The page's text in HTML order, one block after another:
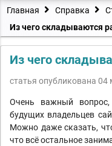
Главная Справка
Из чего складываются
Из чего
статья опубликована 04
Очень важный вопрос,
будущих владельцев
Можно даже сказать,
что всё остальное